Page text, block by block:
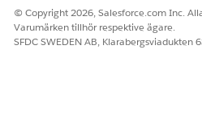
LÖSTE DENNA ARTIKEL
Berätta för oss vad
© Copyright 2026, Salesforce.com Inc.
Varumärken tillhör respektive ägare.
SFDC SWEDEN AB, Klarabergsviadukten